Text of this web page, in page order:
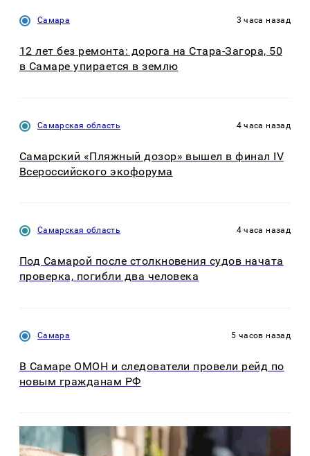
Самара 3 часа назад
12 лет без ремонта: дорога на Стара-Загора, 50
в Самаре упирается в землю
Самарская область 4 часа назад
Самарский «Пляжный дозор» вышел в финал IV
Всероссийского экофорума
Самарская область 4 часа назад
Под Самарой после столкновения судов начата
проверка, погибли два человека
Самара 5 часов назад
В Самаре ОМОН и следователи провели рейд по
новым гражданам РФ